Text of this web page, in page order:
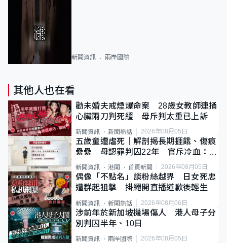
新聞資訊 兩岸國際
其他人也在看
勸未婚夫戒煙爆命案 28歲女教師連捅
心臟兩刀判死緩 母斥判太重已上訴
新聞資訊 新聞熱話 2026年08月05日
五歲童遭虐死｜解剖揭長期捱餓、傷痕
纍纍 母認罪判囚22年 官斥冷血：同
類案最惡劣
新聞資訊 港聞 首頁新聞 2026年08月05日
偶像「不點名」談粉絲越界 日女死忠
遭群起狙擊 掛繩開直播道歉後輕生
新聞資訊 新聞熱話 2026年08月06日
涉前年於新加坡機場傷人 港人母子分
別判囚半年、10日
新聞資訊 兩岸國際 2026年08月05日